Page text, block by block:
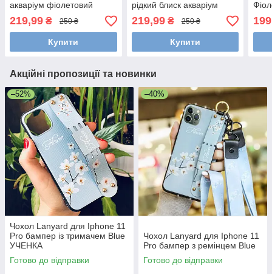
акваріум фіолетовий
219,99 ₴ 250 ₴
Купити
рідкий блиск акваріум
219,99₴ 250 ₴
Купити
Акційні пропозиції та новинки
–52%
Чохол Lanyard для Iphone 11
Pro бампер із тримачем Blue
УЧЕНКА
Готово до відправки
–40%
Чохол Lanyard для Iphone 11
Pro бампер з ремінцем Blue
Готово до відправки